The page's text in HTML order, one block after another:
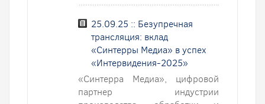
25.09.25 :: Безупречная
трансляция: вклад
«Синтерры Медиа» в успех
«Интервидения-2025»
«Синтерра Медиа», цифровой
партнер индустрии